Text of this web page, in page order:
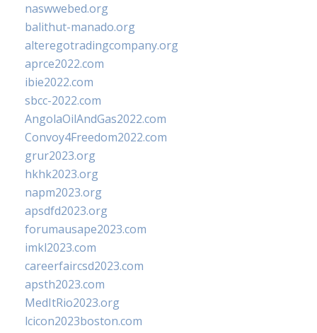
naswwebed.org
balithut-manado.org
alteregotradingcompany.org
aprce2022.com
ibie2022.com
sbcc-2022.com
AngolaOilAndGas2022.com
Convoy4Freedom2022.com
grur2023.org
hkhk2023.org
napm2023.org
apsdfd2023.org
forumausape2023.com
imkl2023.com
careerfaircsd2023.com
apsth2023.com
MedItRio2023.org
lcicon2023boston.com